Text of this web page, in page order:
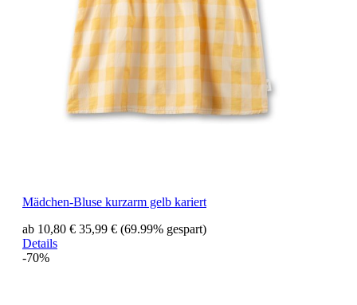
Mädchen-Bluse kurzarm gelb kariert
ab 10,80 € 35,99 € (69.99% gespart)
Details
-70%